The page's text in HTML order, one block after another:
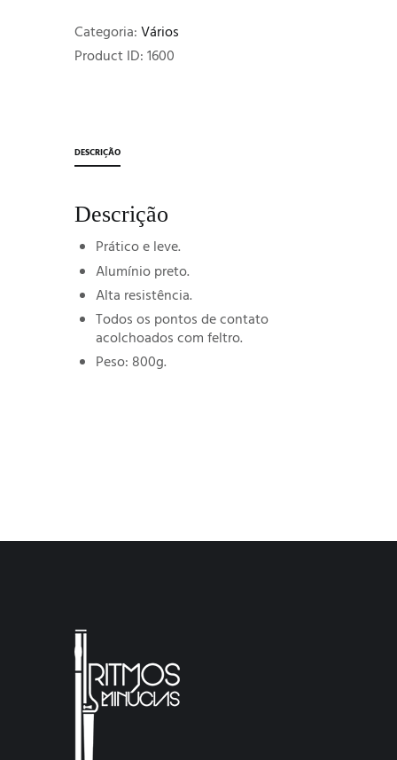
Categoria:Vários
Product ID:1600
DESCRIÇÃO
Descrição
Prático e leve.
Alumínio preto.
Alta resistência.
Todos os pontos de contato
acolchoados com feltro.
Peso: 800g.